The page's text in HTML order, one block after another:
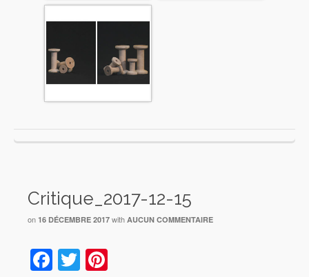
Critique_2017-12-15
on 16 DÉCEMBRE 2017 with AUCUN COMMENTAIRE
Facebook
Twitter